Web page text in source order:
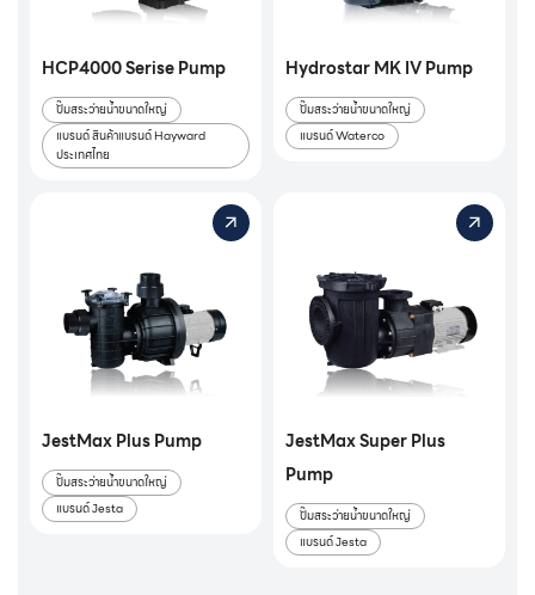
HCP4000 Serise Pump
ปั๊มสระว่ายน้ำขนาดใหญ่
แบรนด์ สินค้าแบรนด์ Hayward
ประเทศไทย
Hydrostar MK IV Pump
ปั๊มสระว่ายน้ำขนาดใหญ่
แบรนด์ Waterco
JestMax Plus Pump
ปั๊มสระว่ายน้ำขนาดใหญ่
แบรนด์ Jesta
JestMax Super Plus
Pump
ปั๊มสระว่ายน้ำขนาดใหญ่
แบรนด์ Jesta